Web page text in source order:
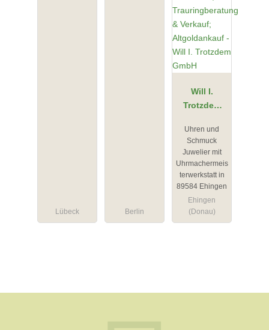
Lübeck Berlin
Will I.
Trotzdem
Uhren und
Schmuck
Juwelier mit
Uhrmachermeis
terwerkstatt in
89584 Ehingen
Ehingen
(Donau)